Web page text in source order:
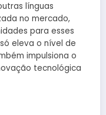
línguas
no mercado,
para esses
eleva o nível de
impulsiona o
tecnológica